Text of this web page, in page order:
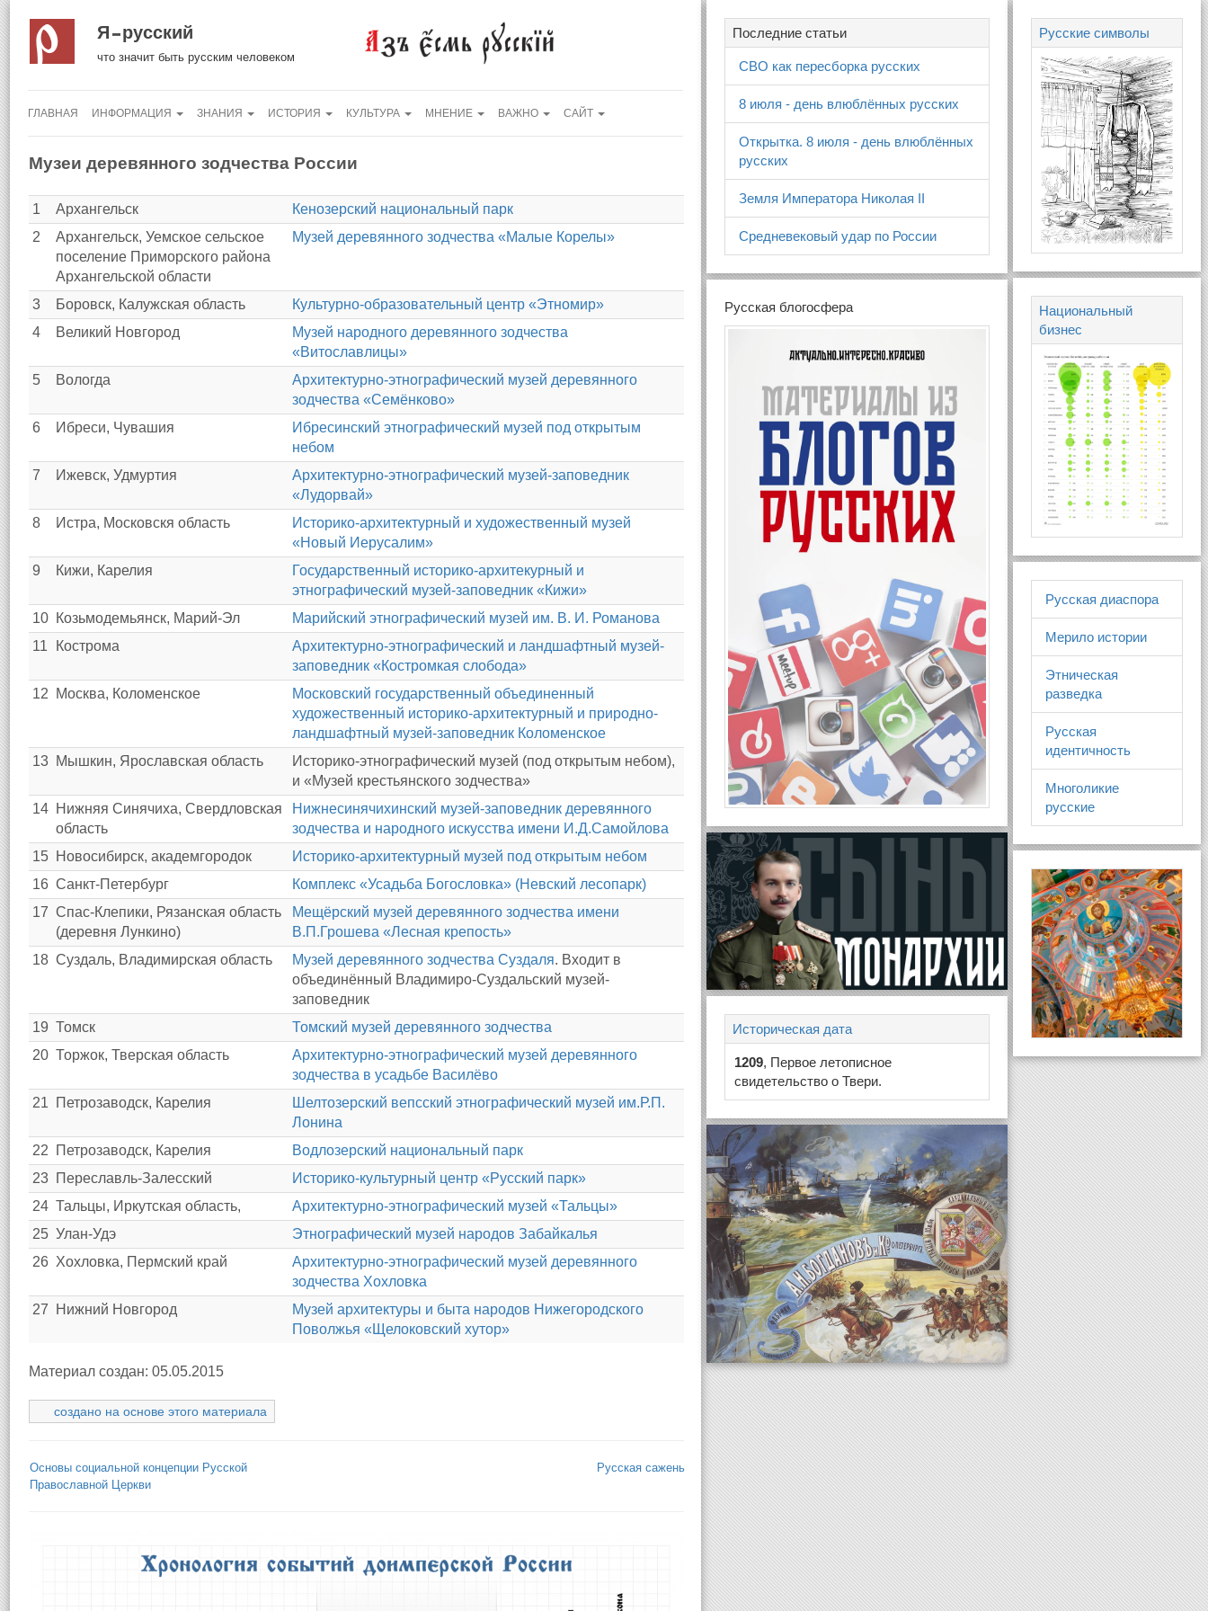
Я русский
что значит быть русским человеком
ГЛАВНАЯ ИНФОРМАЦИЯ ЗНАНИЯ ИСТОРИЯ КУЛЬТУРА МНЕНИЕ ВАЖНО САЙТ
Музеи деревянного зодчества России
1 Архангельск
Кенозерский национальный парк
2
Архангельск, Уемское сельское
поселение Приморского района
Архангельской области
Музей деревянного зодчества «Малые Корелы»
3 Боровск, Калужская область
Культурно-образовательный центр «Этномир»
4
Великий Новгород
Музей народного деревянного зодчества
«Витославлицы»
5
Вологда
Архитектурно-этнографический музей деревянного
зодчества «Семёнково»
6
Ибреси, Чувашия
Ибресинский этнографический музей под открытым
небом
7
Ижевск, Удмуртия
Архитектурно-этнографический музей-заповедник
«Лудорвай»
8
Истра, Московскя область
Историко-архитектурный и художественный музей
«Новый Иерусалим»
9
Кижи, Карелия
Государственный историко-архитекурный и
этнографический музей-заповедник «Кижи»
10 Козьмодемьянск, Марий-Эл
Марийский этнографический музей им. В. И. Романова
11
Кострома
Архитектурно-этнографический и ландшафтный музей-
заповедник «Костромкая слобода»
12
Москва, Коломенское
Московский государственный объединенный
художественный историко-архитектурный и природно-
ландшафтный музей-заповедник Коломенское
13 Мышкин, Ярославская область
Историко-этнографический музей (под открытым небом),
и «Музей крестьянского зодчества»
14 Нижняя Синячиха, Свердловская
область
Нижнесинячихинский музей-заповедник деревянного
зодчества и народного искусства имени И.Д.Самойлова
15 Новосибирск, академгородок
Историко-архитектурный музей под открытым небом
16 Санкт-Петербург
Комплекс «Усадьба Богословка» (Невский лесопарк)
17 Спас-Клепики, Рязанская область
(деревня Лункино)
Мещёрский музей деревянного зодчества имени
В.П.Грошева «Лесная крепость»
18 Суздаль, Владимирская область Музей деревянного зодчества Суздаля. Входит в
объединённый Владимиро-Суздальский музей-
заповедник
19 Томск
Томский музей деревянного зодчества
20 Торжок, Тверская область
Архитектурно-этнографический музей деревянного
зодчества в усадьбе Василёво
21
Петрозаводск, Карелия
Шелтозерский вепсский этнографический музей им.Р.П.
Лонина
22
Петрозаводск, Карелия
Водлозерский национальный парк
23 Переславль-Залесский
Историко-культурный центр «Русский парк»
24 Тальцы, Иркутская область,
Архитектурно-этнографический музей «Тальцы»
25 Улан-Удэ
Этнографический музей народов Забайкалья
26 Хохловка, Пермский край
Архитектурно-этнографический музей деревянного
зодчества Хохловка
27
Нижний Новгород
Музей архитектуры и быта народов Нижегородского
Поволжья «Щелоковский хутор»
Материал создан: 05.05.2015
создано на основе этого материала
Основы социальной концепции Русской
Православной Церкви
Русская сажень
Последние статьи
СВО как пересборка русских
8 июля - день влюблённых русских
Открытка. 8 июля - день влюблённых
русских
Земля Императора Николая II
Средневековый удар по России
Русская блогосфера
Историческая дата
1209, Первое летописное
свидетельство о Твери.
Русские символы
Национальный
бизнес
Русская диаспора
Мерило истории
Этническая
разведка
Русская
идентичность
Многоликие
русские